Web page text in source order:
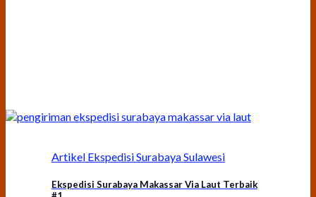
Artikel Ekspedisi Surabaya Sulawesi
Ekspedisi Surabaya Makassar Via Laut Terbaik